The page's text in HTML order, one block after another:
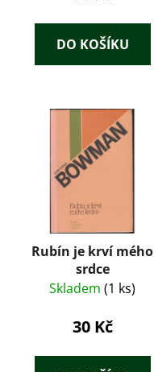
DO KOŠÍKU
Rubín je krví mého
srdce
Skladem (1 ks)
30 Kč